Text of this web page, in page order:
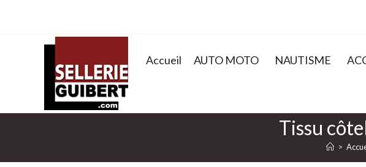
Accueil AUTO MOTO NAUTISME
Tissu
>